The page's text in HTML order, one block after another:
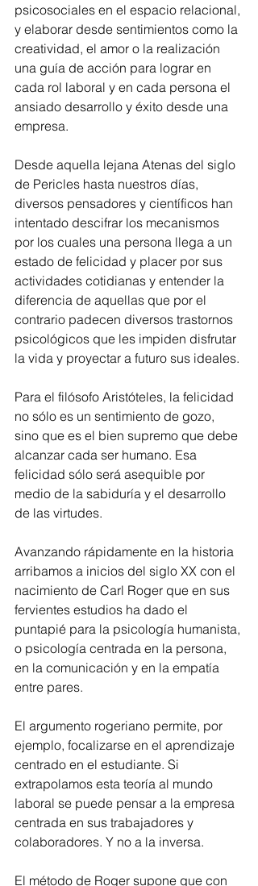
psicosociales en el espacio relacional,
y elaborar desde sentimientos como la
creatividad, el amor o la realización
una guía de acción para lograr en
cada rol laboral y en cada persona el
ansiado desarrollo y éxito desde una
empresa.
Desde aquella lejana Atenas del siglo
de Pericles hasta nuestros días,
diversos pensadores y científicos han
intentado descifrar los mecanismos
por los cuales una persona llega a un
estado de felicidad y placer por sus
actividades cotidianas y entender la
diferencia de aquellas que por el
contrario padecen diversos trastornos
psicológicos que les impiden disfrutar
la vida y proyectar a futuro sus ideales.
Para el filósofo Aristóteles, la felicidad
no sólo es un sentimiento de gozo,
sino que es el bien supremo que debe
alcanzar cada ser humano. Esa
felicidad sólo será asequible por
medio de la sabiduría y el desarrollo
de las virtudes.
Avanzando rápidamente en la historia
arribamos a inicios del siglo XX con el
nacimiento de Carl Roger que en sus
fervientes estudios ha dado el
puntapié para la psicología humanista,
o psicología centrada en la persona,
en la comunicación y en la empatía
entre pares.
El argumento rogeriano permite, por
ejemplo, focalizarse en el aprendizaje
centrado en el estudiante. Si
extrapolamos esta teoría al mundo
laboral se puede pensar a la empresa
centrada en sus trabajadores y
colaboradores. Y no a la inversa.
El método de Roger supone que con